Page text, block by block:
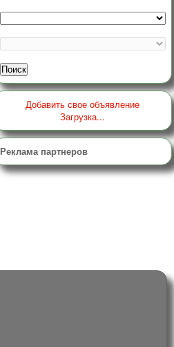
Добавить свое объявление
Загрузка...
Реклама партнеров